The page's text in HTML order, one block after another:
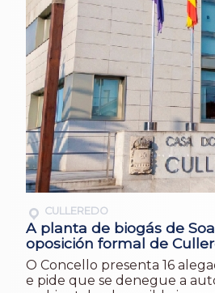
CULLEREDO
A planta de biogás de
oposición formal de
O Concello presenta 16
e pide que se denegue a